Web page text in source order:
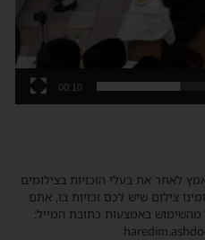
00:10
לאתר את בעלי הזכויות בצילומים
צילום שיש לכם זכויות בו, אתם
מהשימוש באמצעות כתובת המייל: